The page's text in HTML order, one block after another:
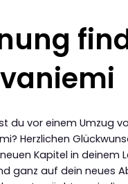
du vor einem Umzug
Herzlichen
Kapitel in deinem
ganz auf dein neues